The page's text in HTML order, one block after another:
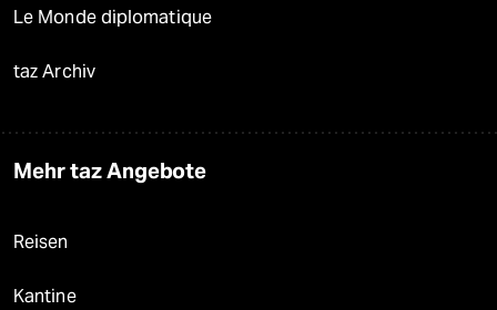
Le Monde diplomatique
taz Archiv
Mehr taz Angebote
Reisen
Kantine